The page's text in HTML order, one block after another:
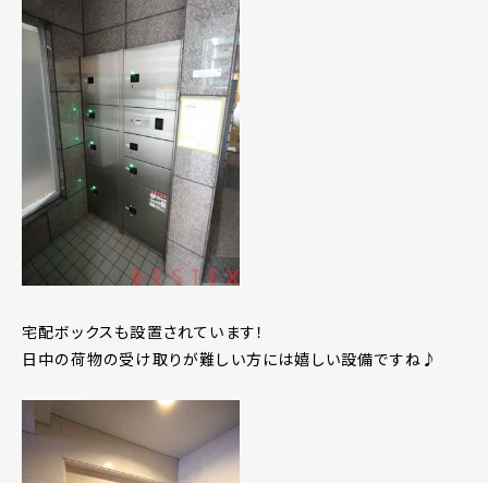
宅配ボックスも設置されています！
日中の荷物の受け取りが難しい方には嬉しい設備ですね♪